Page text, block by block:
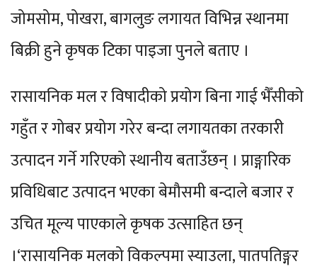
जोमसोम, पोखरा, बागलुङ लगायत विभिन्न स्थानमा
बिक्री हुने कृषक टिका पाइजा पुनले बताए ।
रासायनिक मल र विषादीको प्रयोग बिना गाई भैँसीको
गहुँत र गोबर प्रयोग गरेर बन्दा लगायतका तरकारी
उत्पादन गर्ने गरिएको स्थानीय बताउँछन् । प्राङ्गारिक
प्रविधिबाट उत्पादन भएका बेमौसमी बन्दाले बजार र
उचित मूल्य पाएकाले कृषक उत्साहित छन्
।‘रासायनिक मलको विकल्पमा स्याउला, पातपतिङ्गर